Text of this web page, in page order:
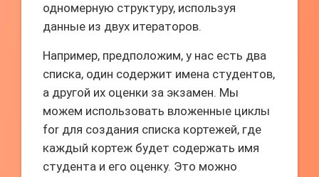
одномерную структуру, используя
данные из двух итераторов.
Например, предположим, у нас есть два
списка, один содержит имена студентов,
а другой их оценки за экзамен. Мы
можем использовать вложенные циклы
for для создания списка кортежей, где
каждый кортеж будет содержать имя
студента и его оценку. Это можно